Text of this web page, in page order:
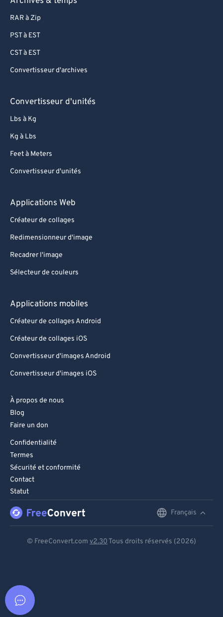
RAR à Zip
PST à EST
CST à EST
Convertisseur d'archives
Convertisseur d'unités
Lbs à Kg
Kg à Lbs
Feet à Meters
Convertisseur d'unités
Applications Web
Créateur de collages
Redimensionneur d'image
Recadrer l'image
Sélecteur de couleurs
Applications mobiles
Créateur de collages Android
Créateur de collages iOS
Convertisseur d'images Android
Convertisseur d'images iOS
À propos de nous
Blog
Faire un don
Confidentialité
Termes
Sécurité et conformité
Contact
Statut
Français
© FreeConvert.com v2.30 Tous droits réservés (2026)